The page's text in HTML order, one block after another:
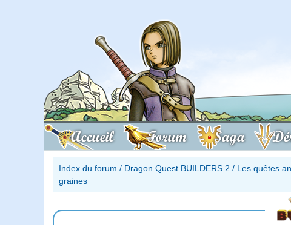
Accueil Forum Saga
Index du forum / Dragon Quest BUILDERS 2 / Les quêtes
graines